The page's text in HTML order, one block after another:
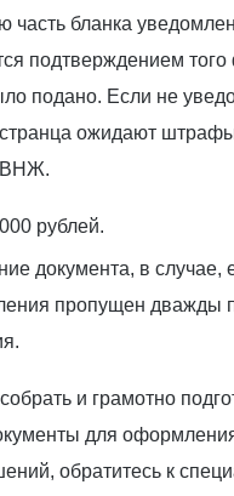
часть бланка
подтверждением того
подано. Если не
ожидают
ВНЖ.
рублей.
документа, в случае,
пропущен дважды
и грамотно
для
обратитесь к